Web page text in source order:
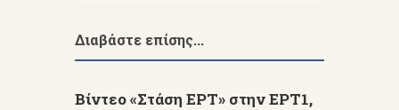
Διαβάστε επίσης...
Βίντεο «Στάση ΕΡΤ» στην ΕΡΤ1,